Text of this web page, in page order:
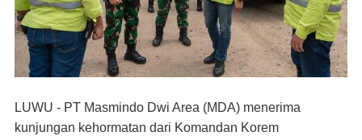
LUWU - PT Masmindo Dwi Area (MDA) menerima
kunjungan kehormatan dari Komandan Korem